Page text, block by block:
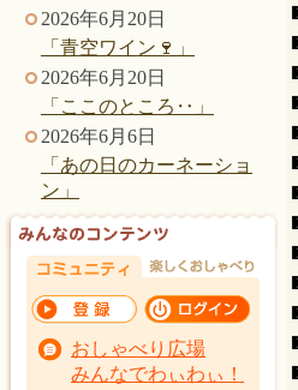
2026年6月20日
「青空ワイン🍷」
2026年6月20日
「ここのところ‥」
2026年6月6日
「あの日のカーネーショ
ン」
おしゃべり広場
みんなでわぃわぃ！